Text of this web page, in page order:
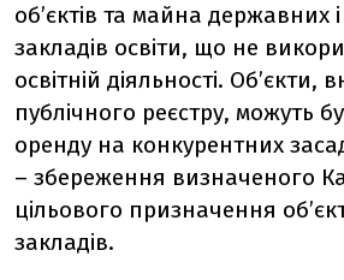
об’єктів та майна державних
закладів освіти, що не
освітній діяльності. Об’єкти,
публічного реєстру, можуть
оренду на конкурентних
– збереження визначеного
цільового призначення
закладів.